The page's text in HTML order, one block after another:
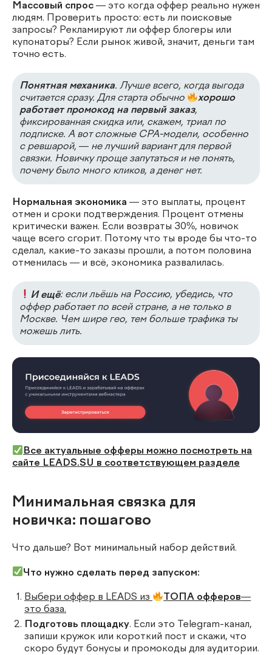
Массовый спрос — это когда оффер реально нужен
людям. Проверить просто: есть ли поисковые
запросы? Рекламируют ли оффер блогеры или
купонаторы? Если рынок живой, значит, деньги там
точно есть.
Понятная механика. Лучше всего, когда выгода
считается сразу. Для старта обычно
хорошо
работает промокод на первый заказ,
фиксированная скидка или, скажем, триал по
подписке. А вот сложные CPA-модели, особенно
с ревшарой, — не лучший вариант для первой
связки. Новичку проще запутаться и не понять,
почему было много кликов, а денег нет.
Нормальная экономика — это выплаты, процент
отмен и сроки подтверждения. Процент отмены
критически важен. Если возвраты 30%, новичок
чаще всего сгорит. Потому что ты вроде бы что-то
сделал, какие-то заказы прошли, а потом половина
отменилась — и всё, экономика развалилась.
И ещё: если льёшь на Россию, убедись, что
оффер работает по всей стране, а не только в
Москве. Чем шире гео, тем больше трафика ты
можешь лить.
Все актуальные офферы можно посмотреть на
сайте LEADS.SU в соответствующем разделе
Минимальная связка для
новичка: пошагово
Что дальше? Вот минимальный набор действий.
Что нужно сделать перед запуском:
Выбери оффер в LEADS из ТОПА офферов—
это база.
Подготовь площадку. Если это Telegram-канал,
запиши кружок или короткий пост и скажи, что
скоро будут бонусы и промокоды для аудитории.